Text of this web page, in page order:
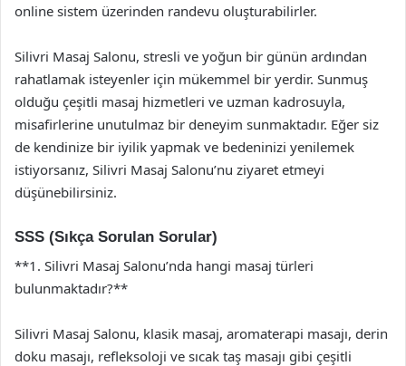
online sistem üzerinden randevu oluşturabilirler.
Silivri Masaj Salonu, stresli ve yoğun bir günün ardından
rahatlamak isteyenler için mükemmel bir yerdir. Sunmuş
olduğu çeşitli masaj hizmetleri ve uzman kadrosuyla,
misafirlerine unutulmaz bir deneyim sunmaktadır. Eğer siz
de kendinize bir iyilik yapmak ve bedeninizi yenilemek
istiyorsanız, Silivri Masaj Salonu’nu ziyaret etmeyi
düşünebilirsiniz.
SSS (Sıkça Sorulan Sorular)
**1. Silivri Masaj Salonu’nda hangi masaj türleri
bulunmaktadır?**
Silivri Masaj Salonu, klasik masaj, aromaterapi masajı, derin
doku masajı, refleksoloji ve sıcak taş masajı gibi çeşitli